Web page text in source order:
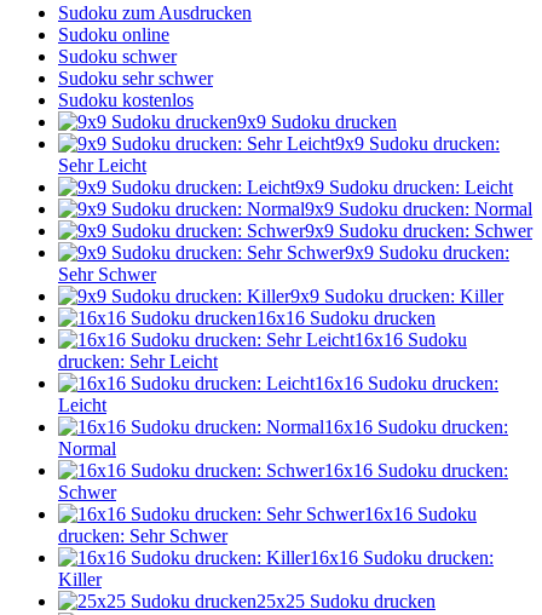
Sudoku zum Ausdrucken
Sudoku online
Sudoku schwer
Sudoku sehr schwer
Sudoku kostenlos
9x9 Sudoku drucken
9x9 Sudoku drucken:
Sehr Leicht
9x9 Sudoku drucken: Leicht
9x9 Sudoku drucken: Normal
9x9 Sudoku drucken: Schwer
9x9 Sudoku drucken:
Sehr Schwer
9x9 Sudoku drucken: Killer
16x16 Sudoku drucken
16x16 Sudoku
drucken: Sehr Leicht
16x16 Sudoku drucken:
Leicht
16x16 Sudoku drucken:
Normal
16x16 Sudoku drucken:
Schwer
16x16 Sudoku
drucken: Sehr Schwer
16x16 Sudoku drucken:
Killer
25x25 Sudoku drucken